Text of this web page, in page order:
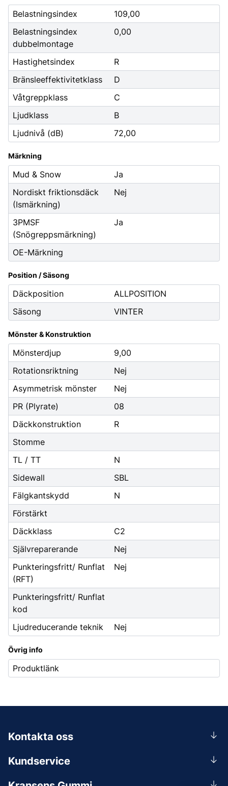
Belastningsindex
109,00
Belastningsindex
dubbelmontage
0,00
Hastighetsindex
R
Bränsleeffektivitetklass
D
Våtgreppklass
C
Ljudklass
B
Ljudnivå (dB)
72,00
Märkning
Mud & Snow
Ja
Nordiskt friktionsdäck
(Ismärkning)
Nej
3PMSF
(Snögreppsmärkning)
Ja
OE-Märkning
Position / Säsong
Däckposition
ALLPOSITION
Säsong
VINTER
Mönster & Konstruktion
Mönsterdjup
9,00
Rotationsriktning
Nej
Asymmetrisk mönster
Nej
PR (Plyrate)
08
Däckkonstruktion
R
Stomme
TL / TT
N
Sidewall
SBL
Fälgkantskydd
N
Förstärkt
Däckklass
C2
Självreparerande
Nej
Punkteringsfritt/ Runflat
(RFT)
Nej
Punkteringsfritt/ Runflat
kod
Ljudreducerande teknik
Nej
Övrig info
Produktlänk
Kundservice
Kontakta oss
0156-409 00
Mån-Tors 07.30-16:30, Fre 07.30-15.00.
Lunchstängt 12:00-12:30